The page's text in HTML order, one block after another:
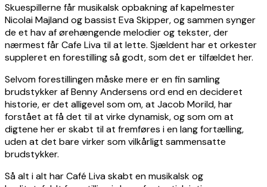
Skuespillerne får musikalsk opbakning af kapelmester
Nicolai Majland og bassist Eva Skipper, og sammen synger
de et hav af ørehængende melodier og tekster, der
nærmest får Cafe Liva til at lette. Sjældent har et orkester
suppleret en forestilling så godt, som det er tilfældet her.
Selvom forestillingen måske mere er en fin samling
brudstykker af Benny Andersens ord end en decideret
historie, er det alligevel som om, at Jacob Morild, har
forstået at få det til at virke dynamisk, og som om at
digtene her er skabt til at fremføres i en lang fortælling,
uden at det bare virker som vilkårligt sammensatte
brudstykker.
Så alt i alt har Café Liva skabt en musikalsk og